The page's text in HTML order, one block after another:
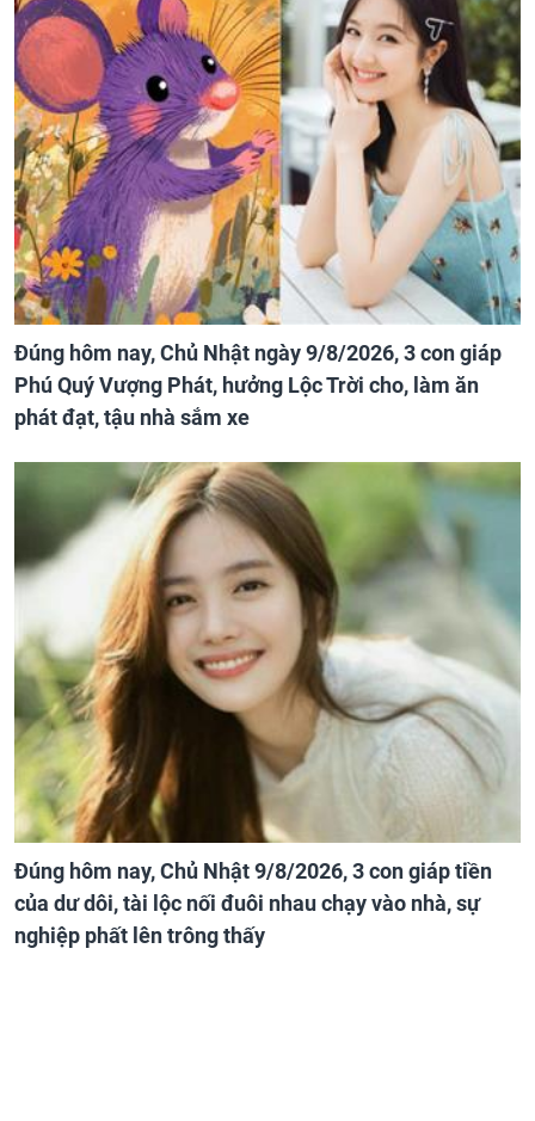
Đúng hôm nay, Chủ Nhật ngày 9/8/2026, 3 con giáp
Phú Quý Vượng Phát, hưởng Lộc Trời cho, làm ăn
phát đạt, tậu nhà sắm xe
Đúng hôm nay, Chủ Nhật 9/8/2026, 3 con giáp tiền
của dư dôi, tài lộc nối đuôi nhau chạy vào nhà, sự
nghiệp phất lên trông thấy